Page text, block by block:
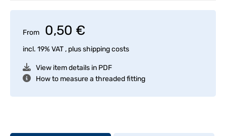
From 0,50 €
incl. 19% VAT , plusshipping costs
View item details in PDF
How to measure a threaded fitting